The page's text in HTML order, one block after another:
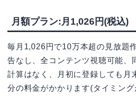
月額プラン:月1,026円(税込)
毎月1,026円で10万本超の見放題
告なし、全コンテンツ視聴可能、
計算はなく、月初に登録しても月
分の料金がかかります(タイミング